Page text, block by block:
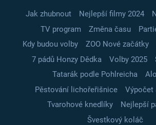
Jak zhubnout Nejlepší filmy 2024
TV program
Změna času
Kdy budou volby
ZOO Nové začátky
7 pádů Honzy Dědka
Volby 2025
Tatarák podle Pohlreicha
Pěstování lichořeřišnice
Výpočet
Tvarohové knedlíky
Nejlepší
Švestkový koláč